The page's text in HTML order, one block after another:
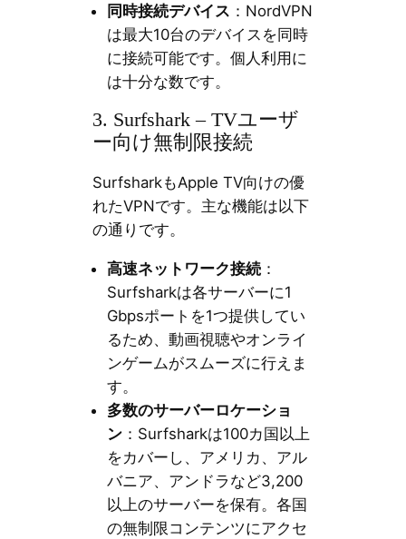
同時接続デバイス ：NordVPN
は最大10台のデバイスを同時
に接続可能です。個人利用に
は十分な数です。
3. Surfshark – TVユーザ
ー向け無制限接続
SurfsharkもApple TV向けの優
れたVPNです。主な機能は以下
の通りです。
高速ネットワーク接続：
Surfsharkは各サーバーに1
Gbpsポートを1つ提供してい
るため、動画視聴やオンライ
ンゲームがスムーズに行えま
す。
多数のサーバーロケーショ
ン：Surfsharkは100カ国以上
をカバーし、アメリカ、アル
バニア、アンドラなど3,200
以上のサーバーを保有。各国
の無制限コンテンツにアクセ